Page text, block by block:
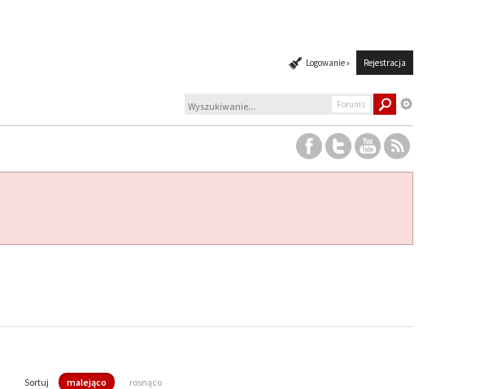
Logowanie » Rejestracja
Forums
Sortuj malejąco rosnąco